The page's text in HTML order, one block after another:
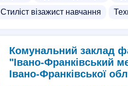
Стиліст візажист навчання
Комунальний заклад
"Івано-Франківський
Івано-Франківської